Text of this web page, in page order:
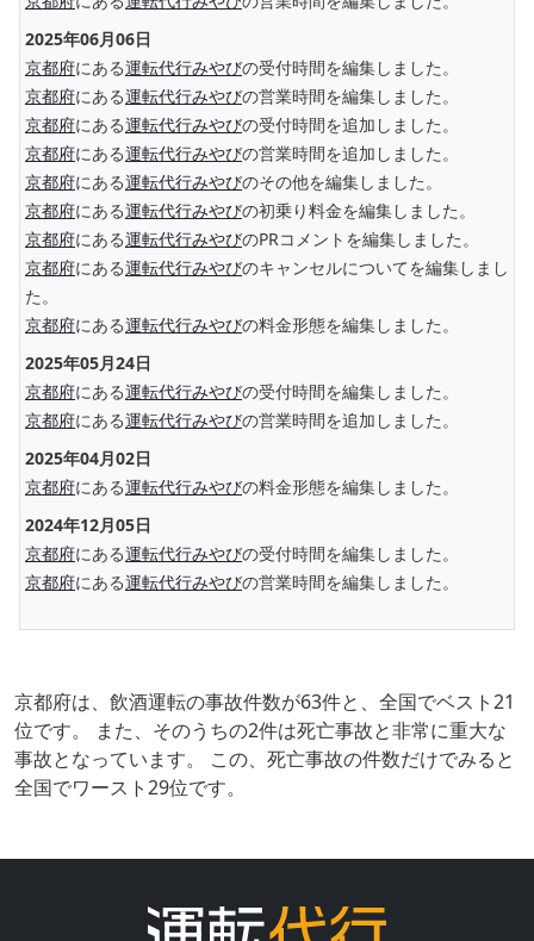
2025年06月06日
京都府にある運転代行みやびの受付時間を編集しました。
京都府にある運転代行みやびの営業時間を編集しました。
京都府にある運転代行みやびの受付時間を追加しました。
京都府にある運転代行みやびの営業時間を追加しました。
京都府にある運転代行みやびのその他を編集しました。
京都府にある運転代行みやびの初乗り料金を編集しました。
京都府にある運転代行みやびのPRコメントを編集しました。
京都府にある運転代行みやびのキャンセルについてを編集しまし
た。
京都府にある運転代行みやびの料金形態を編集しました。
2025年05月24日
京都府にある運転代行みやびの受付時間を編集しました。
京都府にある運転代行みやびの営業時間を追加しました。
2025年04月02日
京都府にある運転代行みやびの料金形態を編集しました。
2024年12月05日
京都府にある運転代行みやびの受付時間を編集しました。
京都府にある運転代行みやびの営業時間を編集しました。
京都府は、飲酒運転の事故件数が63件と、全国でベスト21
位です。 また、そのうちの2件は死亡事故と非常に重大な
事故となっています。 この、死亡事故の件数だけでみると
全国でワースト29位です。